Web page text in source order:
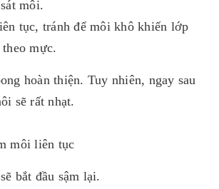
môi.
tục, tránh để môi khô khiến lớp
mực.
hoàn thiện. Tuy nhiên, ngay sau
sẽ rất nhạt.
môi liên tục
bắt đầu sậm lại.